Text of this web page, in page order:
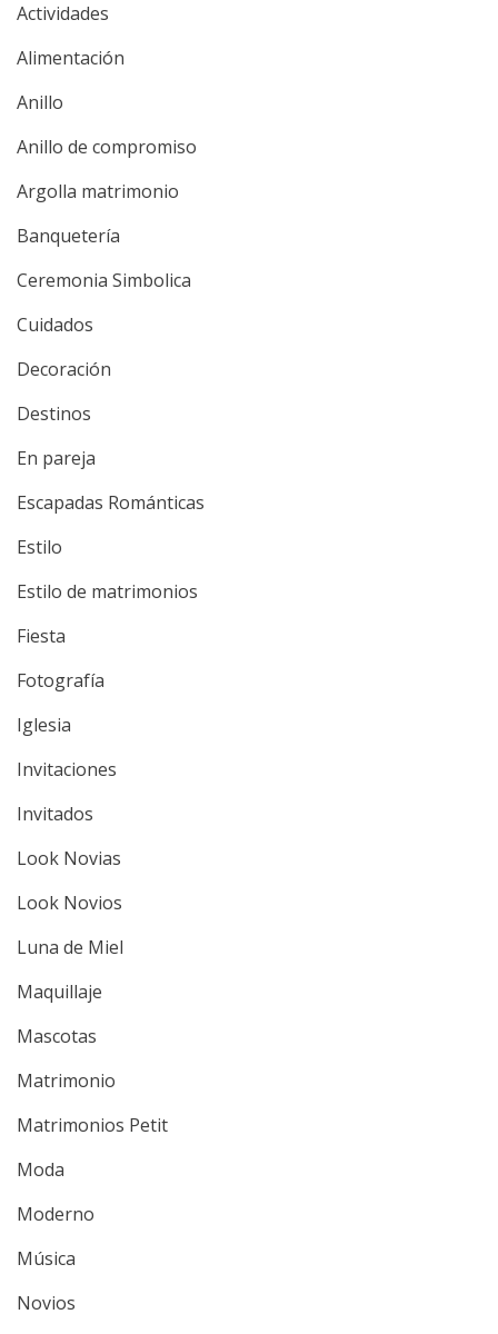
Actividades
Alimentación
Anillo
Anillo de compromiso
Argolla matrimonio
Banquetería
Ceremonia Simbolica
Cuidados
Decoración
Destinos
En pareja
Escapadas Románticas
Estilo
Estilo de matrimonios
Fiesta
Fotografía
Iglesia
Invitaciones
Invitados
Look Novias
Look Novios
Luna de Miel
Maquillaje
Mascotas
Matrimonio
Matrimonios Petit
Moda
Moderno
Música
Novios